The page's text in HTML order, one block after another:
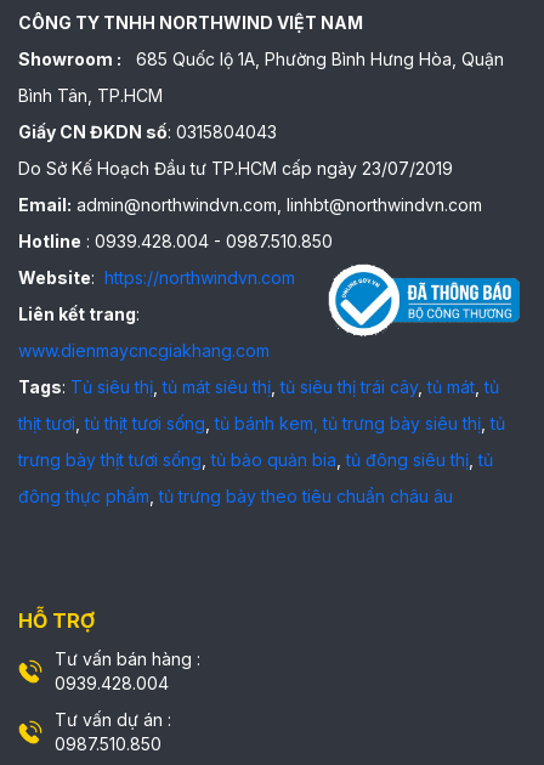
CÔNG TY TNHH NORTHWIND VIỆT NAM
Showroom : 685 Quốc lộ 1A, Phường Bình Hưng Hòa, Quận
Bình Tân, TP.HCM
Giấy CN ĐKDN số: 0315804043
Do Sở Kế Hoạch Đầu tư TP.HCM cấp ngày 23/07/2019
Email: admin@northwindvn.com, linhbt@northwindvn.com
Hotline : 0939.428.004 - 0987.510.850
Website: https://northwindvn.com
Liên kết trang:
www.dienmaycncgiakhang.com
Tags: Tủ siêu thị ,tủ mát siêu thị ,tủ siêu thị trái cây,tủ mát ,tủ
thịt tươi ,tủ thịt tươi sống tủ bánh kem, tủ trưng bày siêu thị ,tủ
trưng bày thịt tươi sống ,tủ bảo quản bia ,tủ đông siêu thị ,tủ
đông thực phẩm ,tủ trưng bày theo tiêu chuẩn châu âu
HỖ TRỢ
Tư vấn bán hàng :
0939.428.004
Tư vấn dự án :
0987.510.850